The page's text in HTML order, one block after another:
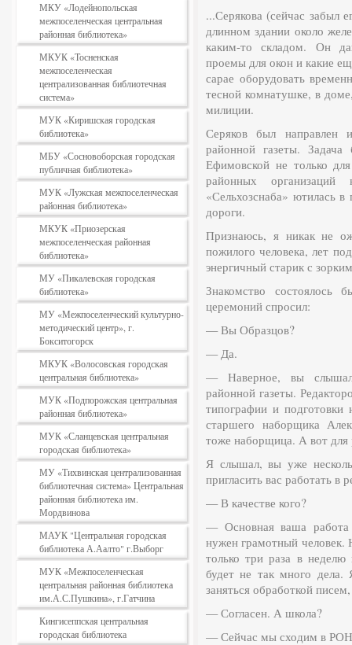
МКУ «Лодейнопольская
межпоселенческая центральная
районная библиотека»
МКУК «Тосненская
межпоселенческая
централизованная библиотечная
система»
МУК «Киришская городская
библиотека»
МБУ «Сосновоборская городская
публичная библиотека»
МУК «Лужская межпоселенческая
районная библиотека»
МКУК «Приозерская
межпоселенческая районная
библиотека»
МУ «Пикалевская городская
библиотека»
МУ «Межпоселенческий культурно-
методический центр», г.
Бокситогорск
МКУК «Волосовская городская
центральная библиотека»
МУК «Подпорожская центральная
районная библиотека»
МУК «Сланцевская центральная
городская библиотека»
МУ «Тихвинская централизованная
библиотечная система» Центральная
районная библиотека им.
Мордвинова
МАУК "Центральная городская
библиотека А.Аалто" г.Выборг
МУК «Межпоселенческая
центральная районная библиотека
им.А.С.Пушкина», г.Гатчина
Кингисеппская центральная
городская библиотека
...Серякова (сейчас забыл
длинном здании около
каким-то складом. Он
проемы для окон и какие
сарае оборудовать
тесной комнатушке, в
милиции.
Серяков был направлен
районной газеты.
Ефимовской не только
районных
«Сельхозснаба» ютилась
дороги.
Признаюсь, я никак не
пожилого человека, лет
энергичный старик с
Знакомство состоялось
церемоний спросил:
— Вы Образцов?
— Да.
— Наверное, вы
районной газеты.
типографии и подготовки
старшего наборщика
тоже наборщица. А вот для
Я слышал, вы уже
пригласить вас работать в
— В качестве кого?
— Основная ваша
нужен грамотный человек.
только три раза в
будет не так много
заняться обра­боткой
— Согласен. А школа?
— Сейчас мы сходим в